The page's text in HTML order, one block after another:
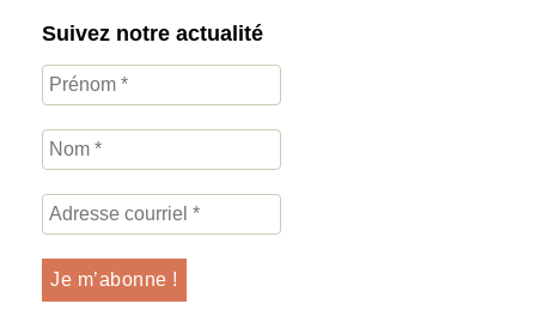
Suivez notre actualité